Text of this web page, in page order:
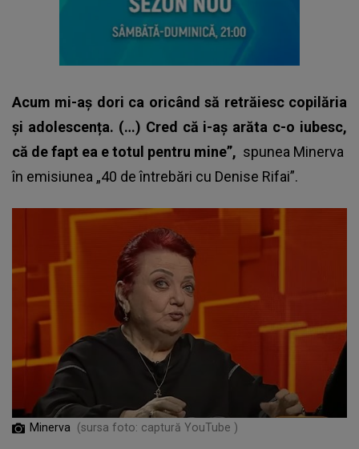
Acum mi-aș dori ca oricând să retrăiesc copilăria
și adolescența. (…) Cred că i-aș arăta c-o iubesc,
că de fapt ea e totul pentru mine”, spunea Minerva
în emisiunea „40 de întrebări cu Denise Rifai”.
Minerva (sursa foto: captură YouTube )